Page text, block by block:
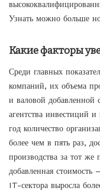
Узнать можно больше
Какие факторы
Среди главных
компаний, их объема
и валовой
агентства инвестиций
год количество
более чем в пять раз,
производства за тот же
добавленная
IT-сектора выросла